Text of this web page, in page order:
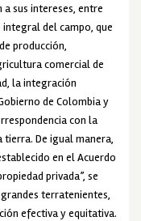
sus intereses, entre
del campo, que
producción,
comercial de
la integración
de Colombia y
con la
De igual manera,
en el Acuerdo
privada”, se
terratenientes,
efectiva y equitativa.